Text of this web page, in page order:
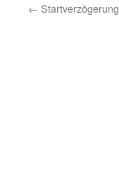
← Startverzögerung